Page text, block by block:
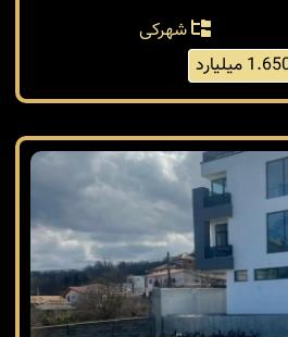
شهرکی
میلیارد